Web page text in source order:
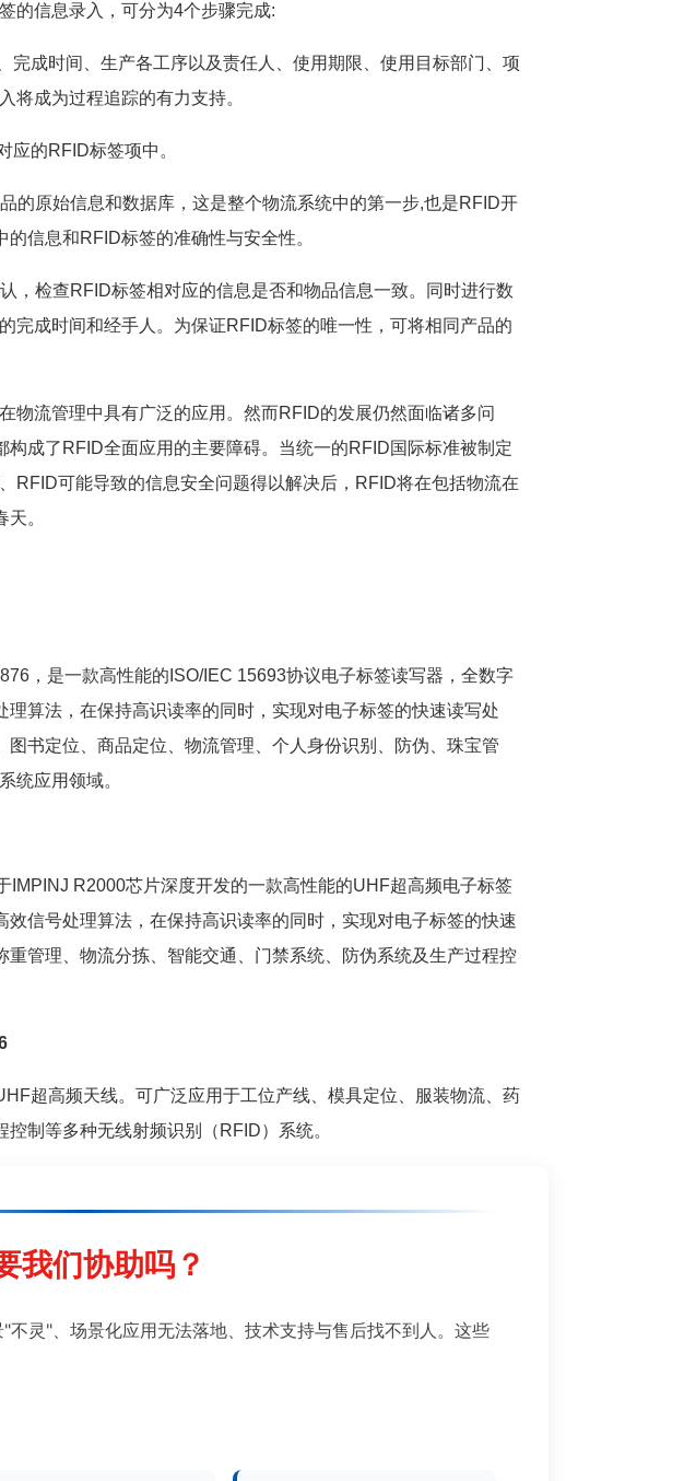
信息录入，可分为4个步骤完成:
完成时间、生产各工序以及责任人、使用期限、使用目标部门、项
将成为过程追踪的有力支持。
应的RFID标签项中。
的原始信息和数据库，这是整个物流系统中的第一步,也是RFID开
信息和RFID标签的准确性与安全性。
，检查RFID标签相对应的信息是否和物品信息一致。同时进行数
完成时间和经手人。为保证RFID标签的唯一性，可将相同产品的
流管理中具有广泛的应用。然而RFID的发展仍然面临诸多问
成了RFID全面应用的主要障碍。当统一的RFID国际标准被制定
RFID可能导致的信息安全问题得以解决后，RFID将在包括物流在
。
，是一款高性能的ISO/IEC 15693协议电子标签读写器，全数字
算法，在保持高识读率的同时，实现对电子标签的快速读写处
书定位、商品定位、物流管理、个人身份识别、防伪、珠宝管
统应用领域。
R2000芯片深度开发的一款高性能的UHF超高频电子标签
信号处理算法，在保持高识读率的同时，实现对电子标签的快速
管理、物流分拣、智能交通、门禁系统、防伪系统及生产过程控
超高频天线。可广泛应用于工位产线、模具定位、服装物流、药
制等多种无线射频识别（RFID）系统。
我们协助吗？
"不灵"、场景化应用无法落地、技术支持与售后找不到人。这些